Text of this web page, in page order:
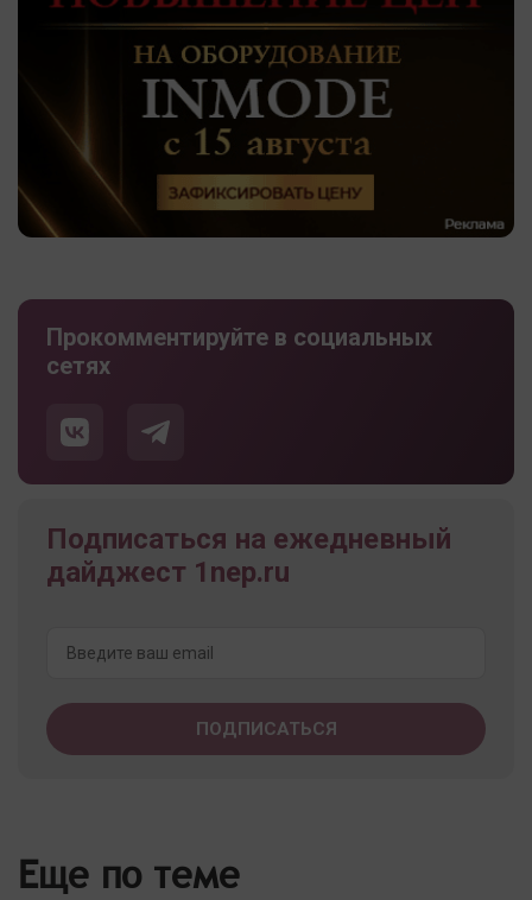
Прокомментируйте в социальных
сетях
Подписаться на ежедневный
дайджест 1nep.ru
Еще по теме